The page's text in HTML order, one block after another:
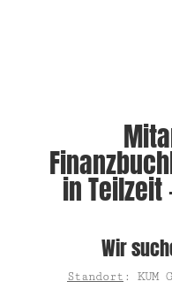
in Teilzeit
Wir
Standort : KUM